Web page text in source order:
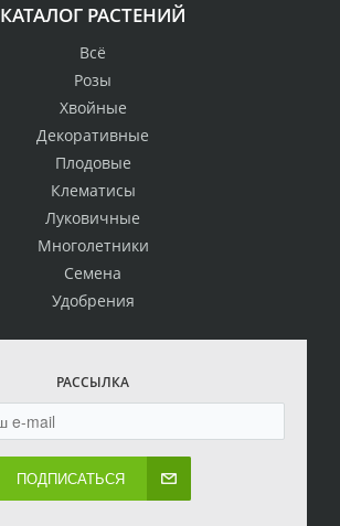
КАТАЛОГ РАСТЕНИЙ
Всё
Розы
Хвойные
Декоративные
Плодовые
Клематисы
Луковичные
Многолетники
Семена
Удобрения
РАССЫЛКА
ПОДПИСАТЬСЯ